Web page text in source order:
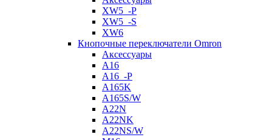
XW5_-P
XW5_-S
XW6
Кнопочные переключатели Omron
Аксессуары
A16
A16_-P
A165K
A165S/W
A22N
A22NK
A22NS/W